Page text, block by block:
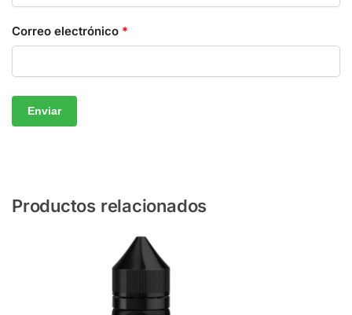
Correo electrónico *
Productos relacionados